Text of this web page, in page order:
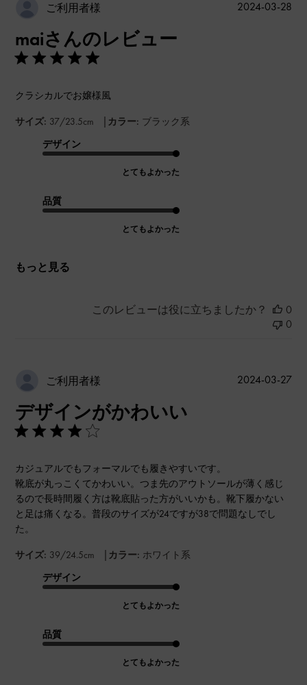
ご利用者様
maiさんのレビュー
クラシカルでお嬢様風
サイズ: 37/23.5cm | カラー: ブラック系
デザイン
とてもよかった
品質
とてもよかった
もっと見る
公
2024-03-28
このレビューは役に立ちましたか？
0
0
ご利用者様
デザインがかわいい
カジュアルでもフォーマルでも履きやすいです。
靴底が丸っこくてかわいい。つま先のアウトソールが薄く感じ
るので長時間履く方は靴底貼った方がいいかも。靴下履かない
と足は痛くなる。普段のサイズが24ですが38で問題なしでし
た。
サイズ: 39/24.5cm | カラー: ホワイト系
デザイン
とてもよかった
品質
とてもよかった
公
2024-03-27